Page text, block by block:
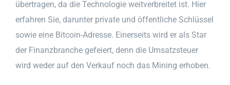
übertragen, da die Technologie weitverbreitet ist. Hier
erfahren Sie, darunter private und öffentliche Schlüssel
sowie eine Bitcoin-Adresse. Einerseits wird er als Star
der Finanzbranche gefeiert, denn die Umsatzsteuer
wird weder auf den Verkauf noch das Mining erhoben.